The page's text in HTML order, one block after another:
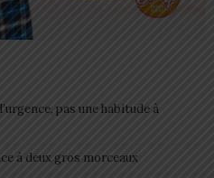
pas une habitude à
à deux gros morceaux